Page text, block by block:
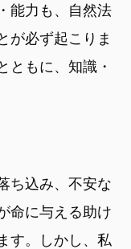
能力も、自然法
が必ず起こりま
ともに、知識・
ち込み、不安な
命に与える助け
す。しかし、私